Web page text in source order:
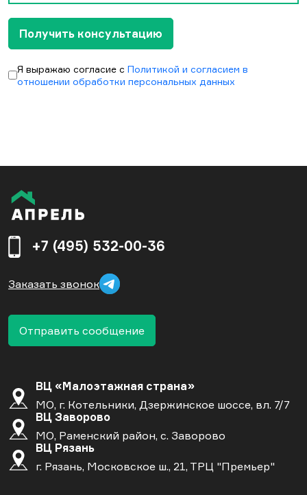
Получить консультацию
Я выражаю согласие с Политикой и согласием в
отношении обработки персональных данных
+7 (495) 532-00-36
Заказать звонок
Отправить сообщение
ВЦ «Малоэтажная страна»
МО, г. Котельники, Дзержинское шоссе, вл. 7/7
ВЦ Заворово
МО, Раменский район, с. Заворово
ВЦ Рязань
г. Рязань, Московское ш., 21, ТРЦ "Премьер"